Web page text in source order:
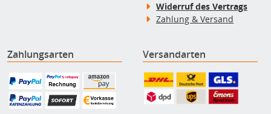
Widerruf des Vertrags
Zahlung & Versand
Zahlungsarten Versandarten